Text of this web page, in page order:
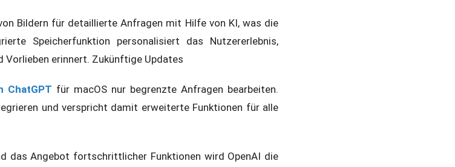
Bildern für detaillierte Anfragen mit Hilfe von KI, was die
Speicherfunktion personalisiert das Nutzererlebnis,
Vorlieben erinnert. Zukünftige Updates
ChatGPT für macOS nur begrenzte Anfragen bearbeiten.
und verspricht damit erweiterte Funktionen für alle
das Angebot fortschrittlicher Funktionen wird OpenAI die